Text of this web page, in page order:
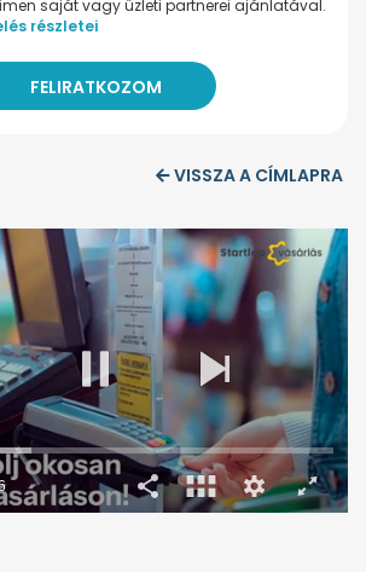
saját vagy üzleti partnerei ajánlatával.
részletei
VISSZA A CÍMLAPRA